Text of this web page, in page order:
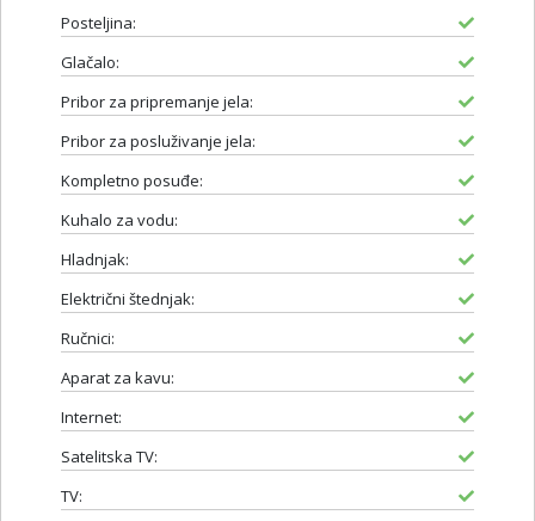
Posteljina:
Glačalo:
Pribor za pripremanje jela:
Pribor za posluživanje jela:
Kompletno posuđe:
Kuhalo za vodu:
Hladnjak:
Električni štednjak:
Ručnici:
Aparat za kavu:
Internet:
Satelitska TV:
TV: